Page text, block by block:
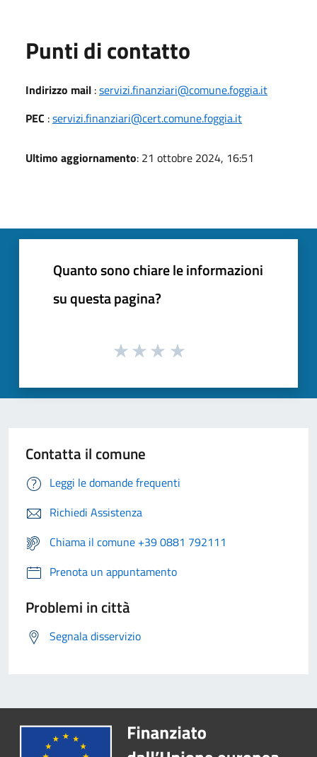
Punti di contatto
Indirizzo mail :servizi.finanziari@comune.foggia.it
PEC :servizi.finanziari@cert.comune.foggia.it
Ultimo aggiornamento: 21 ottobre 2024, 16:51
Quanto sono chiare le informazioni
su questa pagina?
Contatta il comune
Leggi le domande frequenti
Richiedi Assistenza
Chiama il comune +39 0881 792111
Prenota un appuntamento
Problemi in città
Segnala disservizio